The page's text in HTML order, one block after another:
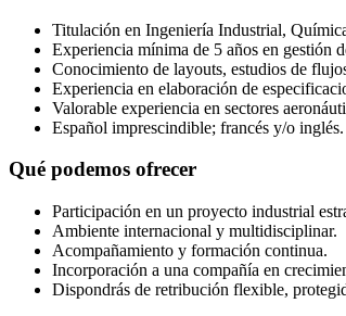
Titulación en Ingeniería Industrial,
Experiencia mínima de 5 años en gestión
Conocimiento de layouts, estudios de
Experiencia en elaboración de
Valorable experiencia en sectores
Español imprescindible; francés y/o inglés.
Qué podemos ofrecer
Participación en un proyecto industrial
Ambiente internacional y multidisciplinar.
Acompañamiento y formación continua.
Incorporación a una compañía en
Dispondrás de retribución flexible,